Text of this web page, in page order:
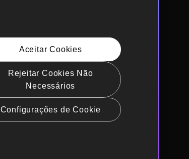
Aceitar Cookies
Rejeitar Cookies Não
Necessários
Configurações de Cookie